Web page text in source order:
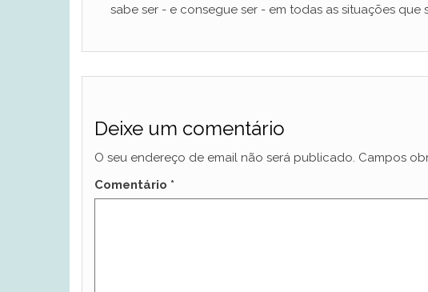
sabe ser - e consegue ser - em todas as situações que
Deixe um comentário
O seu endereço de email não será publicado. Campos
Comentário *